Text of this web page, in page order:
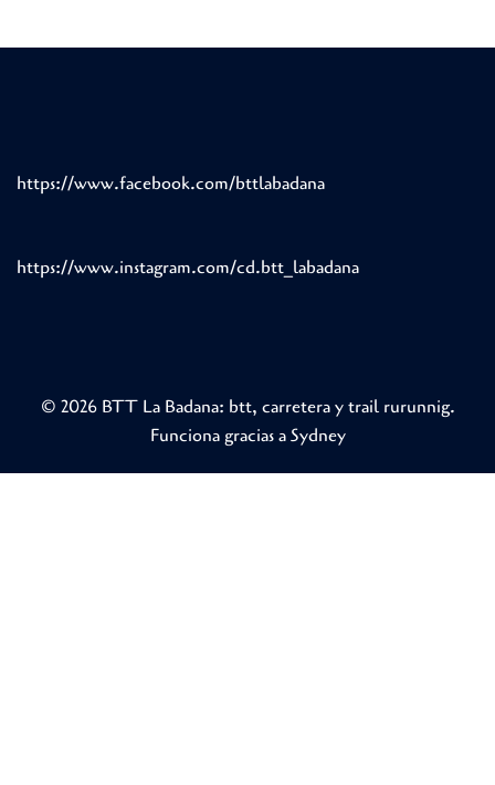
https://www.facebook.com/bttlabadana
https://www.instagram.com/cd.btt_labadana
© 2026 BTT La Badana: btt, carretera y trail rurunnig.
Funciona gracias aSydney